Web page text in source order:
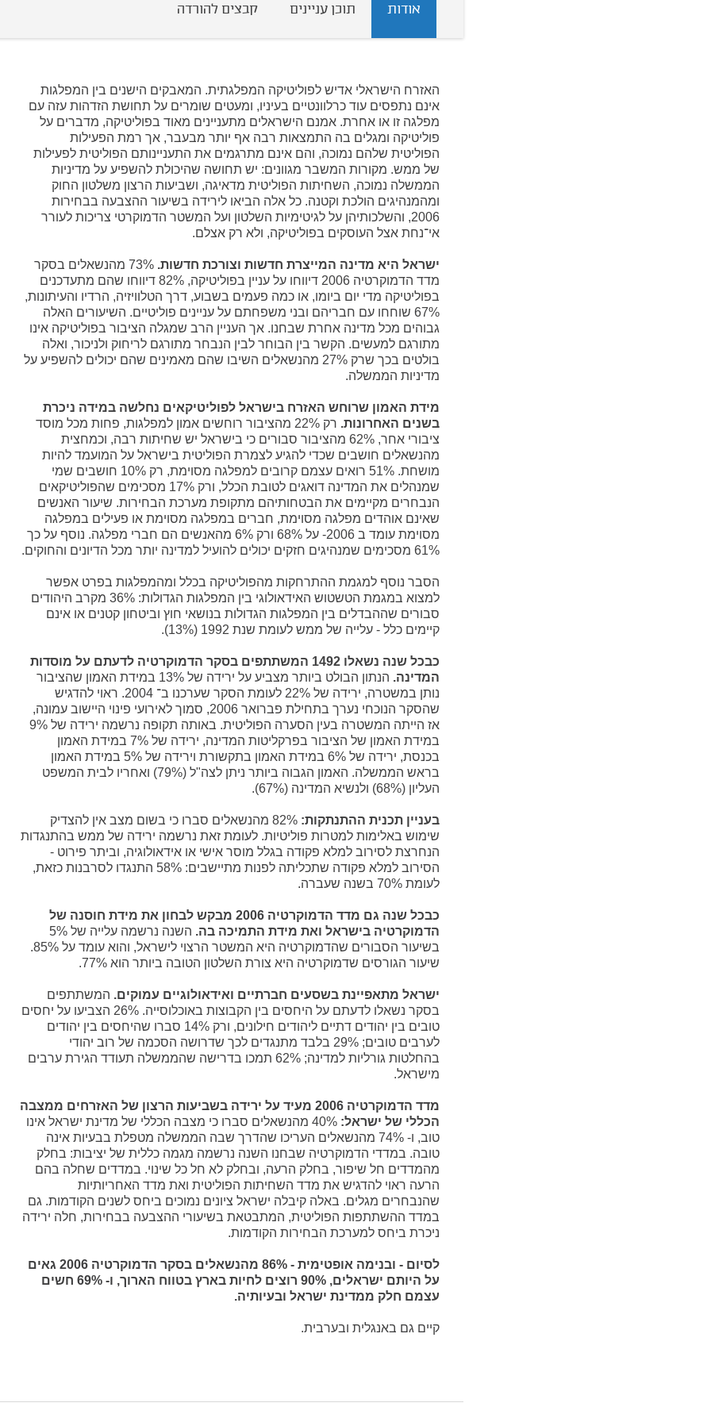
התעניינותם הפוליטית לפעילות של ממש.
אודות תוכן עניינים קבצים להורדה
האזרח הישראלי אדיש לפוליטיקה המפלגתית. המאבקים הישנים בין המפלגות
אינם נתפסים עוד כרלוונטיים בעיניו, ומעטים שומרים על תחושת הזדהות עזה עם
מפלגה זו או אחרת. אמנם הישראלים מתעניינים מאוד בפוליטיקה, מדברים על
פוליטיקה ומגלים בה התמצאות רבה אף יותר מבעבר, אך רמת הפעילות
הפוליטית שלהם נמוכה, והם אינם מתרגמים את התעניינותם הפוליטית לפעילות
של ממש. מקורות המשבר מגוונים: יש תחושה שהיכולת להשפיע על מדיניות
הממשלה נמוכה, השחיתות הפוליטית מדאיגה, ושביעות הרצון משלטון החוק
ומהמנהיגים הולכת וקטנה. כל אלה הביאו לירידה בשיעור ההצבעה בבחירות
2006, והשלכותיהן על לגיטימיות השלטון ועל המשטר הדמוקרטי צריכות לעורר
אי־נחת אצל העוסקים בפוליטיקה, ולא רק אצלם.
ישראל היא מדינה המייצרת חדשות וצורכת חדשות.
73% מהנשאלים בסקר
מדד הדמוקרטיה 2006 דיווחו על עניין בפוליטיקה, 82% דיווחו שהם מתעדכנים
בפוליטיקה מדי יום ביומו, או כמה פעמים בשבוע, דרך הטלוויזיה, הרדיו והעיתונות,
67% שוחחו עם חבריהם ובני משפחתם על עניינים פוליטיים. השיעורים האלה
גבוהים מכל מדינה אחרת שבחנו. אך העניין הרב שמגלה הציבור בפוליטיקה אינו
מתורגם למעשים. הקשר בין הבוחר לבין הנבחר מתורגם לריחוק ולניכור, ואלה
בולטים בכך שרק 27% מהנשאלים השיבו שהם מאמינים שהם יכולים להשפיע על
מדיניות הממשלה.
מידת האמון שרוחש האזרח בישראל לפוליטיקאים נחלשה במידה ניכרת
בשנים האחרונות.
רק 22% מהציבור רוחשים אמון למפלגות, פחות מכל מוסד
ציבורי אחר, 62% מהציבור סבורים כי בישראל יש שחיתות רבה, וכמחצית
מהנשאלים חושבים שכדי להגיע לצמרת הפוליטית בישראל על המועמד להיות
מושחת. 51% רואים עצמם קרובים למפלגה מסוימת, רק 10% חושבים שמי
שמנהלים את המדינה דואגים לטובת הכלל, ורק 17% מסכימים שהפוליטיקאים
הנבחרים מקיימים את הבטחותיהם מתקופת מערכת הבחירות. שיעור האנשים
שאינם אוהדים מפלגה מסוימת, חברים במפלגה מסוימת או פעילים במפלגה
מסוימת עומד ב 2006- על 68% ורק 6% מהאנשים הם חברי מפלגה. נוסף על כך
61% מסכימים שמנהיגים חזקים יכולים להועיל למדינה יותר מכל הדיונים והחוקים.
הסבר נוסף למגמת ההתרחקות מהפוליטיקה בכלל ומהמפלגות בפרט אפשר
למצוא במגמת הטשטוש האידאולוגי בין המפלגות הגדולות: 36% מקרב היהודים
סבורים שההבדלים בין המפלגות הגדולות בנושאי חוץ וביטחון קטנים או אינם
קיימים כלל - עלייה של ממש לעומת שנת 1992 (13%).
כבכל שנה נשאלו 1492 המשתתפים בסקר הדמוקרטיה לדעתם על מוסדות
המדינה.
הנתון הבולט ביותר מצביע על ירידה של 13% במידת האמון שהציבור
נותן במשטרה, ירידה של 22% לעומת הסקר שערכנו ב־ 2004. ראוי להדגיש
שהסקר הנוכחי נערך בתחילת פברואר 2006, סמוך לאירועי פינוי היישוב עמונה,
אז הייתה המשטרה בעין הסערה הפוליטית. באותה תקופה נרשמה ירידה של 9%
במידת האמון של הציבור בפרקליטות המדינה, ירידה של 7% במידת האמון
בכנסת, ירידה של 6% במידת האמון בתקשורת וירידה של 5% במידת האמון
בראש הממשלה. האמון הגבוה ביותר ניתן לצה"ל (79%) ואחריו לבית המשפט
העליון (68%) ולנשיא המדינה (67%).
בעניין תכנית ההתנתקות:
82% מהנשאלים סברו כי בשום מצב אין להצדיק
שימוש באלימות למטרות פוליטיות. לעומת זאת נרשמה ירידה של ממש בהתנגדות
הנחרצת לסירוב למלא פקודה בגלל מוסר אישי או אידאולוגיה, וביתר פירוט -
הסירוב למלא פקודה שתכליתה לפנות מתיישבים: 58% התנגדו לסרבנות כזאת,
לעומת 70% בשנה שעברה.
כבכל שנה גם מדד הדמוקרטיה 2006 מבקש לבחון את מידת חוסנה של
הדמוקרטיה בישראל ואת מידת התמיכה בה.
השנה נרשמה עלייה של 5%
בשיעור הסבורים שהדמוקרטיה היא המשטר הרצוי לישראל, והוא עומד על 85%.
שיעור הגורסים שדמוקרטיה היא צורת השלטון הטובה ביותר הוא 77%.
ישראל מתאפיינת בשסעים חברתיים ואידאולוגיים עמוקים. המשתתפים
בסקר נשאלו לדעתם על היחסים בין הקבוצות באוכלוסייה. 26% הצביעו על יחסים
טובים בין יהודים דתיים ליהודים חילונים, ורק 14% סברו שהיחסים בין יהודים
לערבים טובים; 29% בלבד מתנגדים לכך שדרושה הסכמה של רוב יהודי
בהחלטות גורליות למדינה; 62% תמכו בדרישה שהממשלה תעודד הגירת ערבים
מישראל.
מדד הדמוקרטיה 2006 מעיד על ירידה בשביעות הרצון של האזרחים ממצבה
הכללי של ישראל:
40% מהנשאלים סברו כי מצבה הכללי של מדינת ישראל אינו
טוב, ו- 74% מהנשאלים העריכו שהדרך שבה הממשלה מטפלת בבעיות אינה
טובה. במדדי הדמוקרטיה שבחנו השנה נרשמה מגמה כללית של יציבות: בחלק
מהמדדים חל שיפור, בחלק הרעה, ובחלק לא חל כל שינוי. במדדים שחלה בהם
הרעה ראוי להדגיש את מדד השחיתות הפוליטית ואת מדד האחריותיות
שהנבחרים מגלים. באלה קיבלה ישראל ציונים נמוכים ביחס לשנים הקודמות. גם
במדד ההשתתפות הפוליטית, המתבטאת בשיעורי ההצבעה בבחירות, חלה ירידה
ניכרת ביחס למערכת הבחירות הקודמות.
לסיום - ובנימה אופטימית - 86% מהנשאלים בסקר הדמוקרטיה 2006 גאים
על היותם ישראלים, 90% רוצים לחיות בארץ בטווח הארוך, ו- 69% חשים
עצמם חלק ממדינת ישראל ובעיותיה.
קיים גם באנגלית ובערבית.